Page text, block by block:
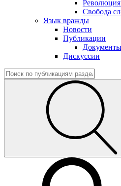
Свобода
Язык вражды
Новости
Публикации
Дискуссии